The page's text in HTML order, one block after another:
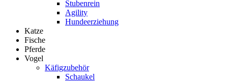
Stubenrein
Agility
Hundeerziehung
Katze
Fische
Pferde
Vogel
Käfigzubehör
Schaukel